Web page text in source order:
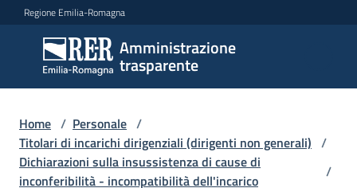
Vai al contenuto
Vai alla navigazione
Vai al footer
Regione Emilia-Romagna
Amministrazione
trasparente
Amministrazione
trasparente
Sottosezioni
Home / Personale /
Titolari di incarichi dirigenziali (dirigenti non generali) /
Dichiarazioni sulla insussistenza di cause di
inconferibilità - incompatibilità dell'incarico
/